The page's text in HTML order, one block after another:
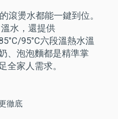
滾燙水都能一鍵到位。
水，還提供
95°C六段溫熱水溫
、泡泡麵都是精準掌
全家人需求。